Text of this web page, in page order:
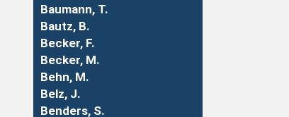
Baumann, T.
Bautz, B.
Becker, F.
Becker, M.
Behn, M.
Belz, J.
Benders, S.